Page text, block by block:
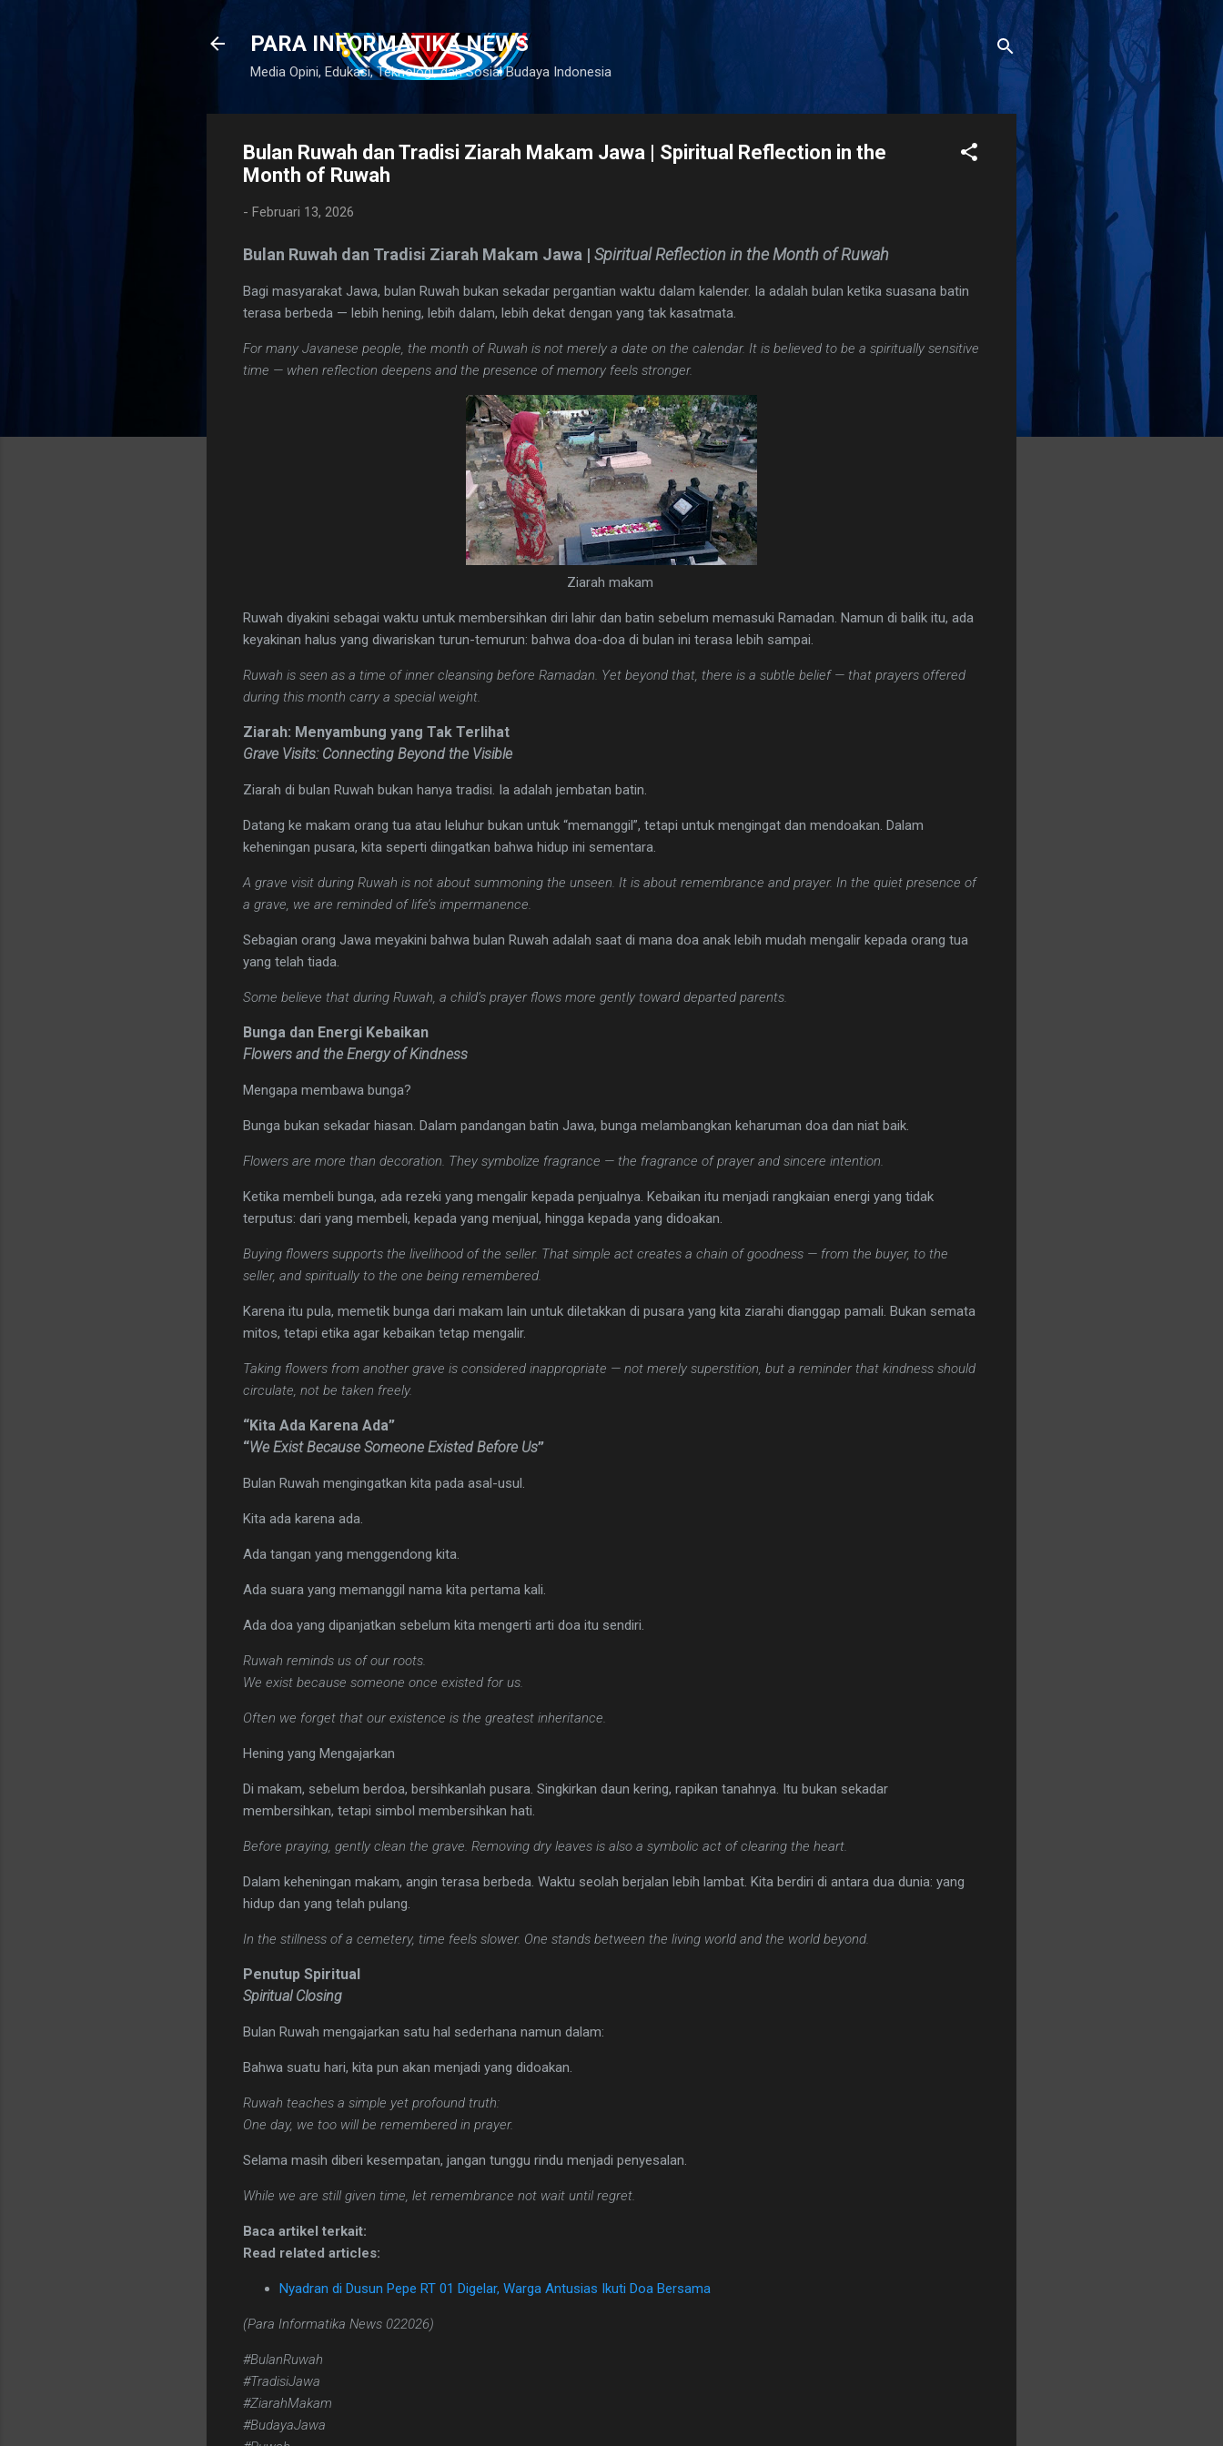
PARA INFORMATIKA NEWS
Media Opini, Edukasi, Teknologi, dan Sosial Budaya Indonesia
Bulan Ruwah dan Tradisi Ziarah Makam Jawa | Spiritual Reflection in the
Month of Ruwah
- Februari 13, 2026
Bulan Ruwah dan Tradisi Ziarah Makam Jawa | Spiritual Reflection in the Month of Ruwah
Bagi masyarakat Jawa, bulan Ruwah bukan sekadar pergantian waktu dalam kalender. Ia adalah bulan ketika suasana batin
terasa berbeda — lebih hening, lebih dalam, lebih dekat dengan yang tak kasatmata.
For many Javanese people, the month of Ruwah is not merely a date on the calendar. It is believed to be a spiritually sensitive
time — when reflection deepens and the presence of memory feels stronger.
Ziarah makam
Ruwah diyakini sebagai waktu untuk membersihkan diri lahir dan batin sebelum memasuki Ramadan. Namun di balik itu, ada
keyakinan halus yang diwariskan turun-temurun: bahwa doa-doa di bulan ini terasa lebih sampai.
Ruwah is seen as a time of inner cleansing before Ramadan. Yet beyond that, there is a subtle belief — that prayers offered
during this month carry a special weight.
Ziarah: Menyambung yang Tak Terlihat
Grave Visits: Connecting Beyond the Visible
Ziarah di bulan Ruwah bukan hanya tradisi. Ia adalah jembatan batin.
Datang ke makam orang tua atau leluhur bukan untuk “memanggil”, tetapi untuk mengingat dan mendoakan. Dalam
keheningan pusara, kita seperti diingatkan bahwa hidup ini sementara.
A grave visit during Ruwah is not about summoning the unseen. It is about remembrance and prayer. In the quiet presence of
a grave, we are reminded of life’s impermanence.
Sebagian orang Jawa meyakini bahwa bulan Ruwah adalah saat di mana doa anak lebih mudah mengalir kepada orang tua
yang telah tiada.
Some believe that during Ruwah, a child’s prayer flows more gently toward departed parents.
Bunga dan Energi Kebaikan
Flowers and the Energy of Kindness
Mengapa membawa bunga?
Bunga bukan sekadar hiasan. Dalam pandangan batin Jawa, bunga melambangkan keharuman doa dan niat baik.
Flowers are more than decoration. They symbolize fragrance — the fragrance of prayer and sincere intention.
Ketika membeli bunga, ada rezeki yang mengalir kepada penjualnya. Kebaikan itu menjadi rangkaian energi yang tidak
terputus: dari yang membeli, kepada yang menjual, hingga kepada yang didoakan.
Buying flowers supports the livelihood of the seller. That simple act creates a chain of goodness — from the buyer, to the
seller, and spiritually to the one being remembered.
Karena itu pula, memetik bunga dari makam lain untuk diletakkan di pusara yang kita ziarahi dianggap pamali. Bukan semata
mitos, tetapi etika agar kebaikan tetap mengalir.
Taking flowers from another grave is considered inappropriate — not merely superstition, but a reminder that kindness should
circulate, not be taken freely.
“Kita Ada Karena Ada”
“We Exist Because Someone Existed Before Us”
Bulan Ruwah mengingatkan kita pada asal-usul.
Kita ada karena ada.
Ada tangan yang menggendong kita.
Ada suara yang memanggil nama kita pertama kali.
Ada doa yang dipanjatkan sebelum kita mengerti arti doa itu sendiri.
Ruwah reminds us of our roots.
We exist because someone once existed for us.
Often we forget that our existence is the greatest inheritance.
Hening yang Mengajarkan
Di makam, sebelum berdoa, bersihkanlah pusara. Singkirkan daun kering, rapikan tanahnya. Itu bukan sekadar
membersihkan, tetapi simbol membersihkan hati.
Before praying, gently clean the grave. Removing dry leaves is also a symbolic act of clearing the heart.
Dalam keheningan makam, angin terasa berbeda. Waktu seolah berjalan lebih lambat. Kita berdiri di antara dua dunia: yang
hidup dan yang telah pulang.
In the stillness of a cemetery, time feels slower. One stands between the living world and the world beyond.
Penutup Spiritual
Spiritual Closing
Bulan Ruwah mengajarkan satu hal sederhana namun dalam:
Bahwa suatu hari, kita pun akan menjadi yang didoakan.
Ruwah teaches a simple yet profound truth:
One day, we too will be remembered in prayer.
Selama masih diberi kesempatan, jangan tunggu rindu menjadi penyesalan.
While we are still given time, let remembrance not wait until regret.
Baca artikel terkait:
Read related articles:
Nyadran di Dusun Pepe RT 01 Digelar, Warga Antusias Ikuti Doa Bersama
(Para Informatika News 022026)
#BulanRuwah
#TradisiJawa
#ZiarahMakam
#BudayaJawa